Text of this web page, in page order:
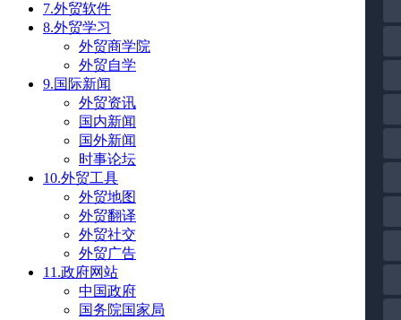
7.外贸软件
8.外贸学习
外贸商学院
外贸自学
9.国际新闻
外贸资讯
国内新闻
国外新闻
时事论坛
10.外贸工具
外贸地图
外贸翻译
外贸社交
外贸广告
11.政府网站
中国政府
国务院国家局